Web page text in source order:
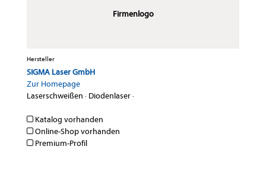
Firmenlogo
Hersteller
SIGMA Laser GmbH
Zur Homepage
Laserschweißen · Diodenlaser·
Katalog vorhanden
Online-Shop vorhanden
Premium-Profil